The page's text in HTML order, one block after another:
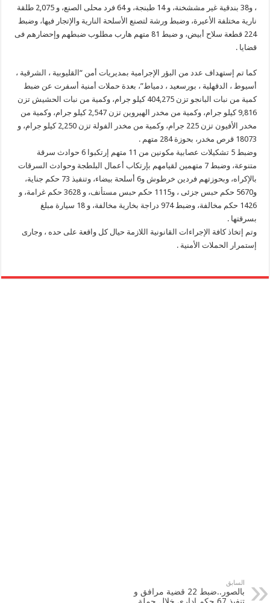
، و38 بندقية غير مششخنة، و 14 طبنجة، و 64 فرد محلى الصنع، و 2,075 طلقة
نارية مختلفة الأعيرة، وضبط ورشة لتصنع الأسلحة النارية والإتجار فيها، وضبط
224 قطعة سلاح أبيض، و ضبط 81 متهم هارب مطلوب ضبطهم وإحضارهم فى
قضايا .
كما تم إستهداف عدد من البؤر الإجرامية بمديريات أمن “القليوبية ، الشرقية ،
أسيوط ، الدقهلية ، بورسعيد ، دمياط”، بعدة حملات أمنية أسفرت عن ضبط
كمية من نبات البانجو تزن 404,275 كيلو جرام، وكمية من نبات الحشيش تزن
9,816 كيلو جرام، وكمية من مخدر الهيروين تزن 2,547 كيلو جرام، وكمية من
مخدر الأفيون تزن 225 جرام، وكمية من مخدر الفولة تزن 2,250 كيلو جرام، و
18073 قرص مخدر، بحوزة 284 متهم .
وضبط 5 تشكيلات عصابية مكونين من 11 متهم إرتكبوا 6 حوادث سرقة
متنوعة، وضبط 7 متهمين لقيامهم بإرتكاب أعمال البلطجة وحوادث السرقات
بالإكراه، وبحوزتهم فردين خرطوش و6 أسلحة بيضاء، وتنفيذ 73 حكم جناية،
و5670 حكم حبس جزئى ، و1115 حكم حبس مستأنف، و 3628 حكم غرامة، و
1426 حكم مخالفة، وضبط 974 دراجة بخارية مخالفة، و 18 سيارة مبلغ
بسرقتها .
وتم إتخاذ كافة الإجراءات القانونية اللازمة حيال كل واقعة على حده ، وجارى
إستمرار الحملات الأمنية .
السابق
بالصور..ضبط 22 قضية مرافق و